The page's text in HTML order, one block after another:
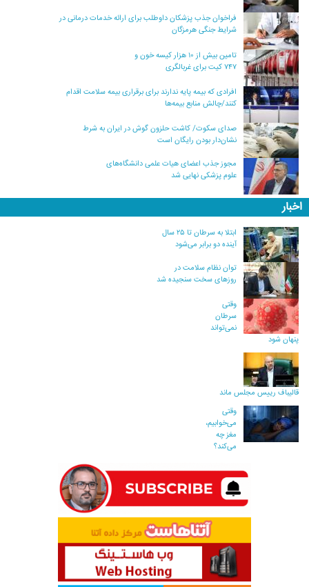
فراخوان جذب پزشکان داوطلب برای ارائه خدمات درمانی در
شرایط جنگی هرمزگان
تامین بیش از ۱۰ هزار کیسه خون و
۷۴۷ کیت برای غربالگری
افرادی که بیمه پایه ندارند برای برقراری بیمه سلامت اقدام
کنند/چالش منابع بیمه‌ها
صدای سکوت/ کاشت حلزون گوش در ایران به شرط
نشان‌دار بودن رایگان است
مجوز جذب اعضای هیات علمی دانشگاه‌های
علوم پزشکی نهایی شد
اخبار
ابتلا به سرطان تا ۲۵ سال
آینده دو برابر می‌شود
توان نظام سلامت در
روزهای سخت سنجیده شد
وقتی
سرطان
نمی‌تواند
پنهان شود
قالیباف رییس مجلس ماند
وقتی
می‌خوابیم،
مغز چه
می‌کند؟